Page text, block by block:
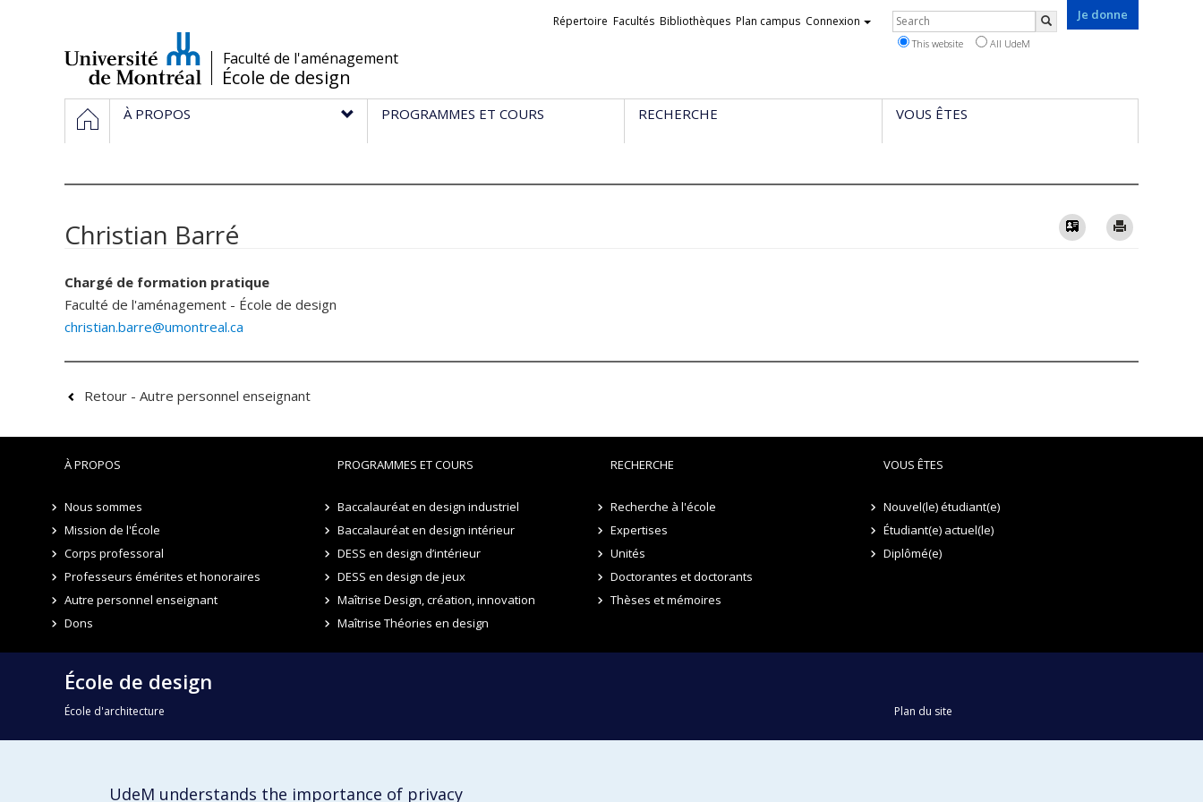
/Faculté de l'aménagement
École de design
Je donne
Liens
Répertoire Facultés Bibliothèques Plan campus Connexion Rechercher
This website All UdeM
Navigation
principale
HOMEÀ PROPOS PROGRAMMES ET COURS RECHERCHE VOUS ÊTES
Christian Barré Vcard
Chargé de formation pratique
Faculté de l'aménagement - École de design
christian.barre@umontreal.ca
Retour - Autre personnel enseignant
À PROPOS
Nous sommes
Mission de l'École
Corps professoral
Professeurs émérites et honoraires
Autre personnel enseignant
Dons
PROGRAMMES ET COURS
Baccalauréat en design industriel
Baccalauréat en design intérieur
DESS en design d’intérieur
DESS en design de jeux
Maîtrise Design, création, innovation
Maîtrise Théories en design
RECHERCHE
Recherche à l'école
Expertises
Unités
Doctorantes et doctorants
Thèses et mémoires
VOUS ÊTES
Nouvel(le) étudiant(e)
Étudiant(e) actuel(le)
Diplômé(e)
École de design
École d'architecture
École d'urbanisme et d'architecture de paysage
Plan du site
Accessibilité
UdeM understands the importance of privacy